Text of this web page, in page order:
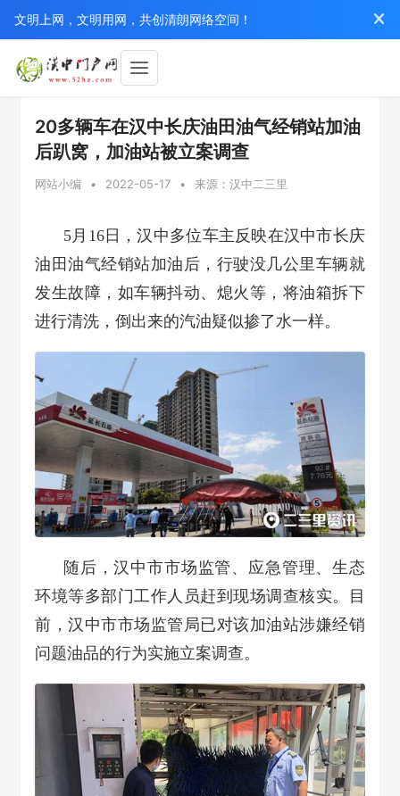
文明上网，文明用网，共创清朗网络空间！
20多辆车在汉中长庆油田油气经销站加油
后趴窝，加油站被立案调查
网站小编 • 2022-05-17 • 来源：汉中二三里
5月16日，汉中多位车主反映在汉中市长庆
油田油气经销站加油后，行驶没几公里车辆就
发生故障，如车辆抖动、熄火等，将油箱拆下
进行清洗，倒出来的汽油疑似掺了水一样。
随后，汉中市市场监管、应急管理、生态
环境等多部门工作人员赶到现场调查核实。目
前，汉中市市场监管局已对该加油站涉嫌经销
问题油品的行为实施立案调查。